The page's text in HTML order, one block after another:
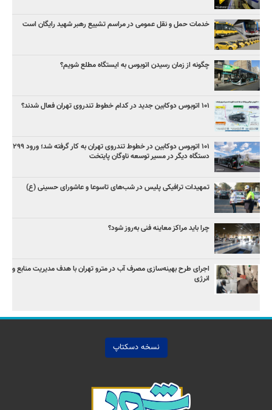
خدمات حمل و نقل عمومی در مراسم تشییع رهبر شهید رایگان است
چگونه از زمان رسیدن اتوبوس به ایستگاه مطلع شویم؟
۱۰۱ اتوبوس دوکابین جدید در کدام خطوط تندروی تهران فعال شدند؟
۱۰۱ اتوبوس دوکابین در خطوط تندروی تهران به کار گرفته شد؛ ورود ۲۹۹
دستگاه دیگر در مسیر توسعه ناوگان پایتخت
تمهیدات ترافیکی پلیس در شب‌های تاسوعا و عاشورای حسینی (ع)
چرا باید مراکز معاینه فنی به‌روز شود؟
اجرای طرح بهینه‌سازی مصرف آب در مترو تهران با هدف مدیریت منابع و
انرژی
نسخه دسکتاپ